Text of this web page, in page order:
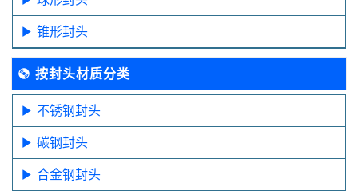
锥形封头
按封头材质分类
不锈钢封头
碳钢封头
合金钢封头